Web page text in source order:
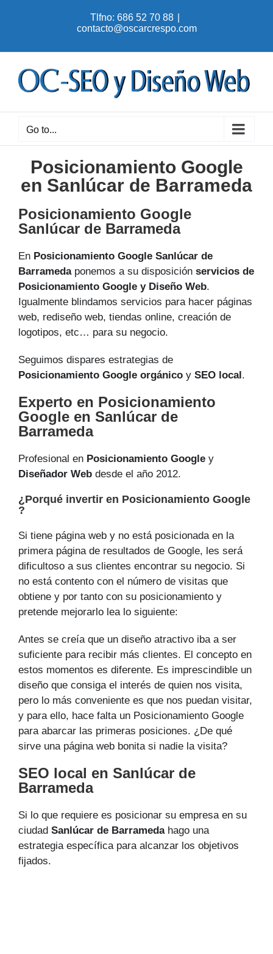
Tlfno: 686 52 70 88
contacto@oscarcrespo.com
Go to...
Posicionamiento Google
en Sanlúcar de Barrameda
Posicionamiento Google
Sanlúcar de Barrameda
En Posicionamiento Google Sanlúcar de
Barramedaponemos a su disposición servicios de
Posicionamiento Google y Diseño Web.
Igualmente blindamos servicios para hacer páginas
web, rediseño web, tiendas online, creación de
logotipos, etc… para su negocio.
Seguimos dispares estrategias de
Posicionamiento Google orgánico y SEO local .
Experto en Posicionamiento
Google en Sanlúcar de
Barrameda
Profesional en Posicionamiento Google y
Diseñador Web desde el año 2012.
¿Porqué invertir en Posicionamiento Google
?
Si tiene página web y no está posicionada en la
primera página de resultados de Google, les será
dificultoso a sus clientes encontrar su negocio. Si
no está contento con el número de visitas que
obtiene y por tanto con su posicionamiento y
pretende mejorarlo lea lo siguiente:
Antes se creía que un diseño atractivo iba a ser
suficiente para recibir más clientes. El concepto en
estos momentos es diferente. Es imprescindible un
diseño que consiga el interés de quien nos visita,
pero lo más conveniente es que nos puedan visitar,
y para ello, hace falta un Posicionamiento Google
para abarcar las primeras posiciones. ¿De qué
sirve una página web bonita si nadie la visita?
SEO local en Sanlúcar de
Barrameda
Si lo que requiere es posicionar su empresa en su
ciudad Sanlúcar de Barramedahago una
estrategia específica para alcanzar los objetivos
fijados.